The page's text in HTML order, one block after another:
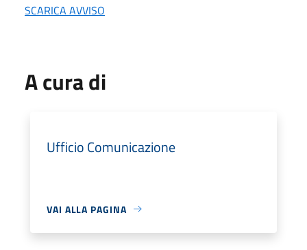
SCARICA AVVISO
A cura di
Ufficio Comunicazione
VAI ALLA PAGINA